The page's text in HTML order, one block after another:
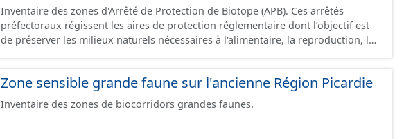
Inventaire des zones d'Arrêté de Protection de Biotope (APB). Ces arrêtés
préfectoraux régissent les aires de protection réglementaire dont l’objectif est
de préserver les milieux naturels nécessaires à l'alimentaire, la reproduction, le
Zone sensible grande faune sur l'ancienne Région Picardie
Inventaire des zones de biocorridors grandes faunes.